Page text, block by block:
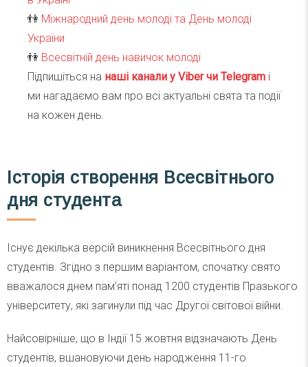
👫 Міжнародний день молоді та День молоді
України
👫 Всесвітній день навичок молоді
Підпишіться на наші канали у Viber чи Telegram і
ми нагадаємо вам про всі актуальні свята та події
на кожен день.
Історія створення Всесвітнього
дня студента
Існує декілька версій виникнення Всесвітнього дня
студентів. Згідно з першим варіантом, спочатку свято
вважалося днем пам’яті понад 1200 студентів Празького
університету, які загинули під час Другої світової війни.
Найсовірніше, що в Індії 15 жовтня відзначають День
студентів, вшановуючи день народження 11-го